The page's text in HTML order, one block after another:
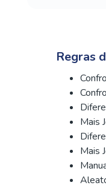
Regras
Mais
Mais